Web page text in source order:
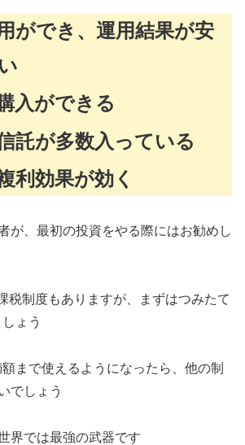
ができ、運用結果が安
入ができる
託が多数入っている
利効果が効く
が、最初の投資をやる際にはお勧めし
税制度もありますが、まずはつみたて
ょう
まで使えるようになったら、他の制
でしょう
界では最強の武器です